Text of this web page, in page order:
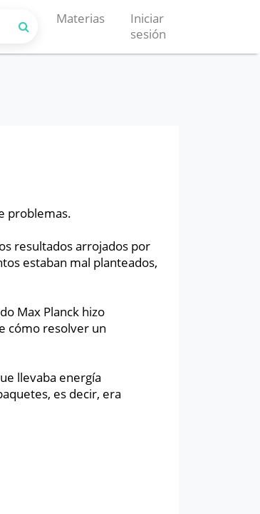
Materias
Iniciar
sesión
problemas.
resultados arrojados por
estaban mal planteados,
Max Planck hizo
cómo resolver un
llevaba energía
es decir, era